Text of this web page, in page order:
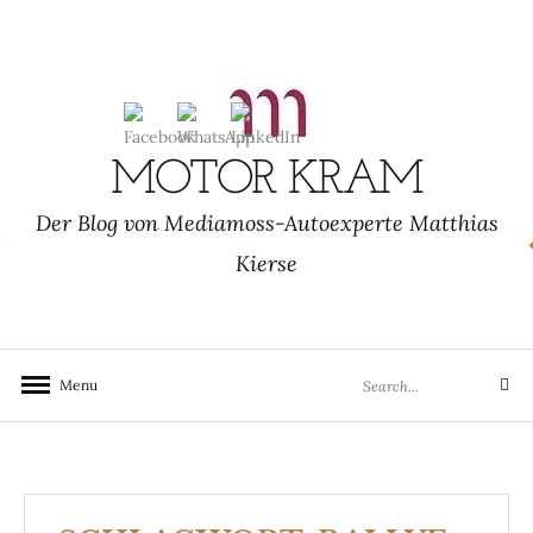
MOTOR KRAM
Der Blog von Mediamoss-Autoexperte Matthias
Kierse
Menu
for:
Search